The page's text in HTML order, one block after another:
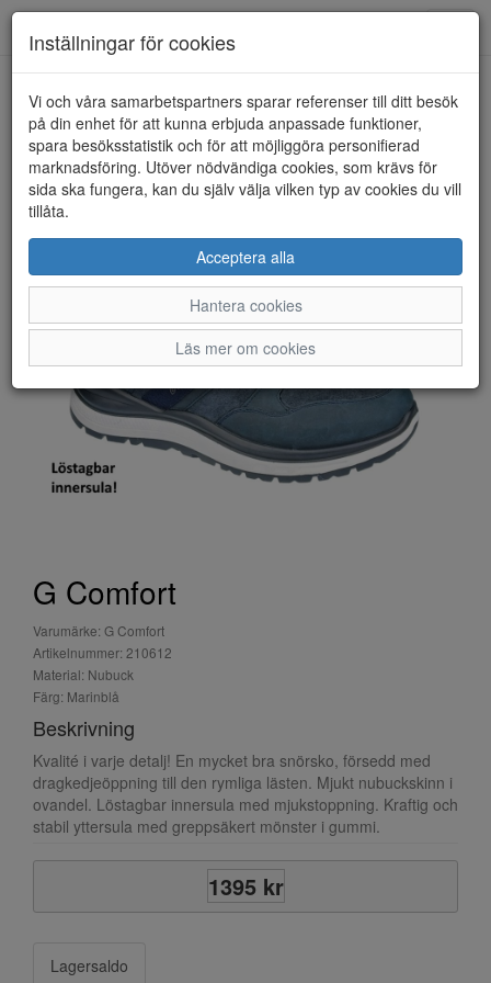
HEM G COMFORT
G Comfort
Varumärke: G Comfort
Artikelnummer: 210612
Material: Nubuck
Färg: Marinblå
Beskrivning
Kvalité i varje detalj! En mycket bra snörsko, försedd med
dragkedjeöppning till den rymliga lästen. Mjukt nubuckskinn i
ovandel. Löstagbar innersula med mjukstoppning. Kraftig och
stabil yttersula med greppsäkert mönster i gummi.
1395 kr
Lagersaldo
Inställningar för cookies
Vi och våra samarbetspartners sparar referenser till ditt besök
på din enhet för att kunna erbjuda anpassade funktioner,
spara besöksstatistik och för att möjliggöra personifierad
marknadsföring. Utöver nödvändiga cookies, som krävs för
sida ska fungera, kan du själv välja vilken typ av cookies du vill
tillåta.
Acceptera alla
Hantera cookies
Läs mer om cookies